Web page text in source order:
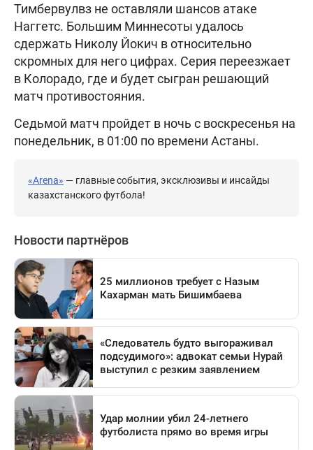
Тимбервулвз не оставляли шансов атаке
Наггетс. Большим Миннесоты удалось
сдержать Николу Йокич в относительно
скромных для него цифрах. Серия переезжает
в Колорадо, где и будет сыгран решающий
матч противостояния.
Седьмой матч пройдет в ночь с воскресенья на
понедельник, в 01:00 по времени Астаны.
«Arena» — главные события, эксклюзивы и инсайды
казахстанского футбола!